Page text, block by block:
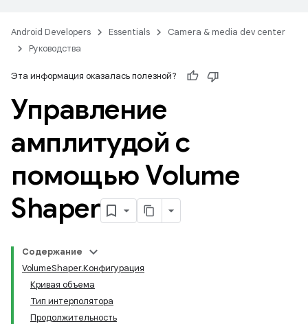
Android Developers Essentials
Camera & media dev center
Руководства
Эта информация оказалась полезной?
Управление
амплитудой с
помощью Volume
Shaper
Содержание
VolumeShaper.Конфигурация
Кривая объема
Тип интерполятора
Продолжительность